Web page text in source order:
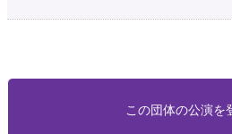
この団体の公演を